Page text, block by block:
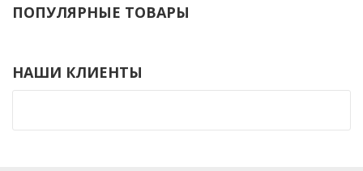
ПОПУЛЯРНЫЕ ТОВАРЫ
НАШИ КЛИЕНТЫ